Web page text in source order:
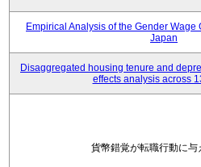
Empirical Analysis of the Gender Wage
Japan
Disaggregated housing tenure and
effects analysis across
貨幣錯覚が転職行動に与